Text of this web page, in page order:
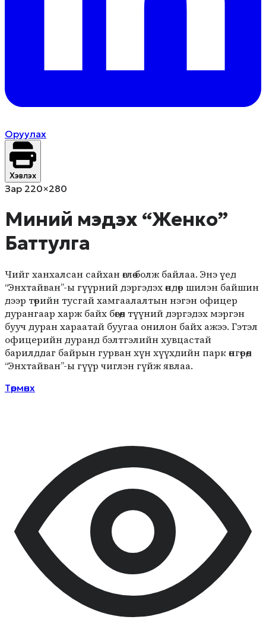
Оруулах
Хэвлэх
Зар 220×280
Миний мэдэх “Женко”
Баттулга
Чийг ханхалсан сайхан өглөө болж байлаа. Энэ үед
“Энхтайван”-ы гүүрний дэргэдэх өндөр шилэн байшин
дээр төрийн тусгай хамгаалалтын нэгэн офицер
дурангаар харж байх бөгөөд түүний дэргэдэх мэргэн
бууч дуран хараатай буугаа онилон байх ажээ. Гэтэл
офицерийн дуранд бэлтгэлийн хувцастай
барилддаг байрын гурван хүн хүүхдийн парк өнгөрөөд
“Энхтайван”-ы гүүр чиглэн гүйж явлаа.
Төрмөнх